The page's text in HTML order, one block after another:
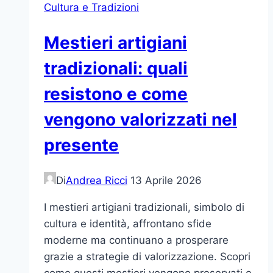
Cultura e Tradizioni
Mestieri artigiani
tradizionali: quali
resistono e come
vengono valorizzati nel
presente
DiAndrea Ricci 13 Aprile 2026
I mestieri artigiani tradizionali, simbolo di
cultura e identità, affrontano sfide
moderne ma continuano a prosperare
grazie a strategie di valorizzazione. Scopri